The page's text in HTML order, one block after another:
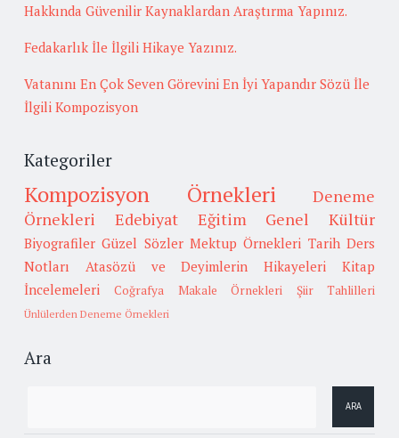
Hakkında Güvenilir Kaynaklardan Araştırma Yapınız.
Fedakarlık İle İlgili Hikaye Yazınız.
Vatanını En Çok Seven Görevini En İyi Yapandır Sözü İle
İlgili Kompozisyon
Kategoriler
Kompozisyon Örnekleri
Deneme
Örnekleri
Edebiyat Eğitim Genel Kültür
Biyografiler Güzel Sözler Mektup Örnekleri Tarih Ders
Notları
Atasözü ve Deyimlerin Hikayeleri
Kitap
İncelemeleri
Coğrafya Makale Örnekleri Şiir Tahlilleri
Ünlülerden Deneme Örnekleri
Ara